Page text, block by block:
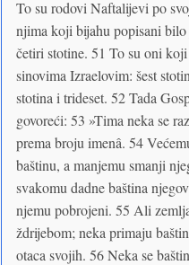
To su rodovi Naftalijevi po
njima koji bijahu popisani bilo
četiri stotine. 51 To su oni
sinovima Izraelovim: šest
stotina i trideset. 52 Tada
govoreći: 53 »Tima neka se
prema broju imenâ. 54
baštinu, a manjemu smanji
svakomu dadne baština
njemu pobrojeni. 55 Ali
ždrijebom; neka primaju
otaca svojih. 56 Neka se